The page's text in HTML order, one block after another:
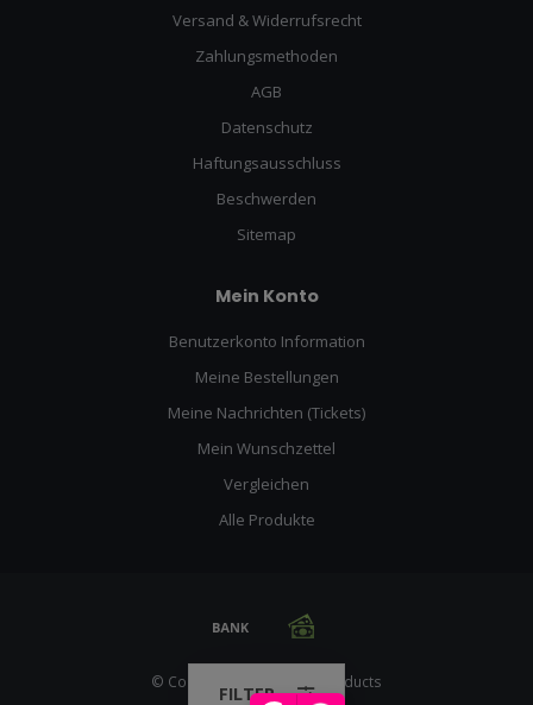
Versand & Widerrufsrecht
Zahlungsmethoden
AGB
Datenschutz
Haftungsausschluss
Beschwerden
Sitemap
Mein Konto
Benutzerkonto Information
Meine Bestellungen
Meine Nachrichten (Tickets)
Mein Wunschzettel
Vergleichen
Alle Produkte
© Copyright 2026 Racing Products
FILTER